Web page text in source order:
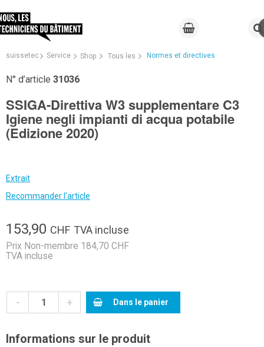
suissetec Service Shop Tous les Normes et directives
N° d’article 31036
SSIGA-Direttiva W3 supplementare C3
Igiene negli impianti di acqua potabile
(Edizione 2020)
Extrait
Recommander l'article
153,90 CHF TVA incluse
Prix Non-membre 184,70 CHF
TVA incluse
- + Dans le panier
Informations sur le produit